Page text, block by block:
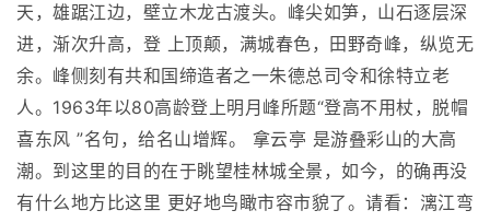
天，雄踞江边，壁立木龙古渡头。峰尖如笋，山石逐层深
进，渐次升高，登 上顶颠，满城春色，田野奇峰，纵览无
余。峰侧刻有共和国缔造者之一朱德总司令和徐特立老
人。1963年以80高龄登上明月峰所题“登高不用杖，脱帽
喜东风 ”名句，给名山增辉。 拿云亭 是游叠彩山的大高
潮。到这里的目的在于眺望桂林城全景，如今，的确再没
有什么地方比这里 更好地鸟瞰市容市貌了。请看：漓江弯